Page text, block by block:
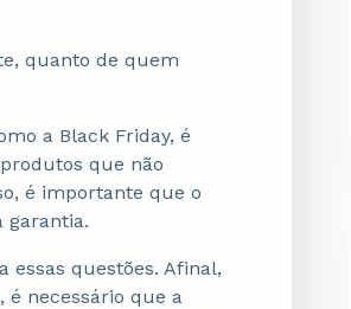
quanto de quem
a Black Friday, é
que não
é importante que o
garantia.
essas questões. Afinal,
é necessário que a